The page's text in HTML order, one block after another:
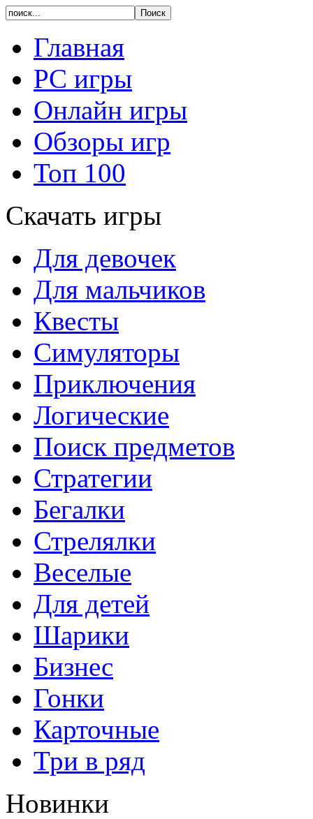
Главная
PC игры
Онлайн игры
Обзоры игр
Топ 100
Скачать игры
Для девочек
Для мальчиков
Квесты
Симуляторы
Приключения
Логические
Поиск предметов
Стратегии
Бегалки
Стрелялки
Веселые
Для детей
Шарики
Бизнес
Гонки
Карточные
Три в ряд
Новинки